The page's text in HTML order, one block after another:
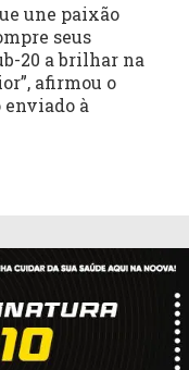
une paixão
seus
20 a brilhar na
afirmou o
enviado à